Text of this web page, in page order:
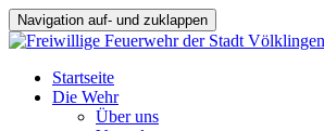
Navigation auf- und zuklappen
Startseite
Die Wehr
Über uns